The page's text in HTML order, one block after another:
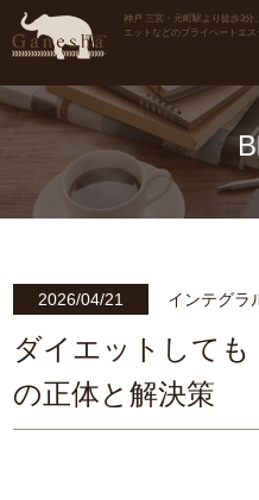
神戸 三宮・元町駅より徒歩3分
エットなどのプライベートエス
2026/04/21 インテグラ
ダイエットしても
の正体と解決策